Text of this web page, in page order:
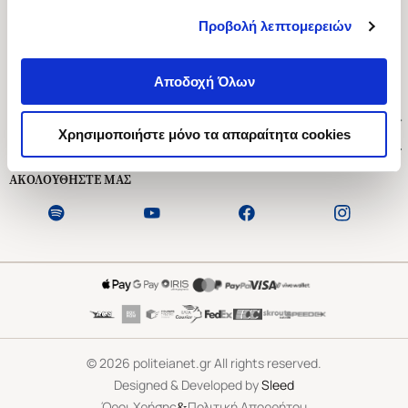
Προβολή λεπτομερειών
Αποδοχή Όλων
Χρησιμοποιήστε μόνο τα απαραίτητα cookies
Ασκληπιού 1-3, Αθήνα 106 79
Δευτέρα - Παρασκευή 09:00-21:00
Εξυπηρέτηση Πελατών
ΑΚΟΛΟΥΘΗΣΤΕ ΜΑΣ
©2026 politeianet.gr All rights reserved.
Designed & Developed bySleed